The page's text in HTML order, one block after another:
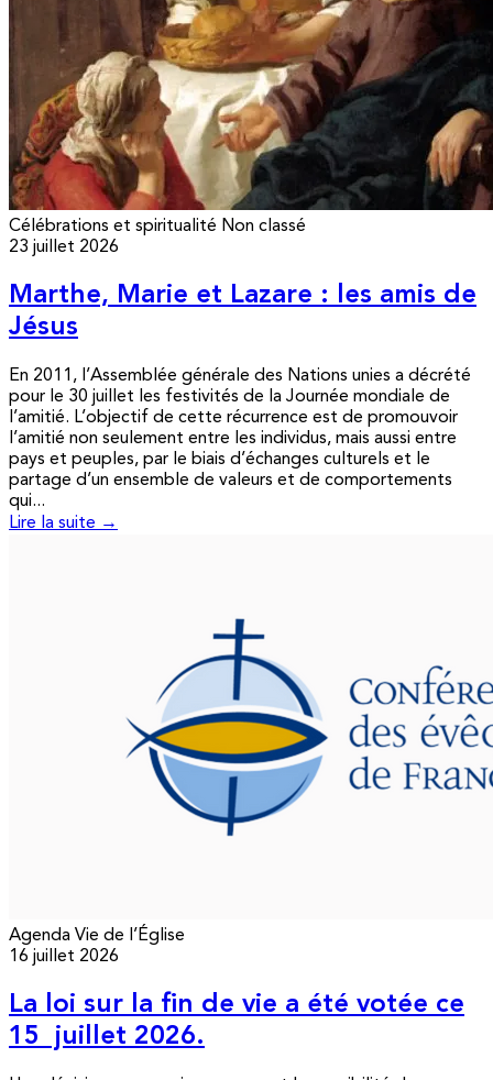
Célébrations et spiritualité Non classé
23 juillet 2026
Marthe, Marie et Lazare : les amis de
Jésus
En 2011, l’Assemblée générale des Nations unies a décrété
pour le 30 juillet les festivités de la Journée mondiale de
l’amitié. L’objectif de cette récurrence est de promouvoir
l’amitié non seulement entre les individus, mais aussi entre
pays et peuples, par le biais d’échanges culturels et le
partage d’un ensemble de valeurs et de comportements
qui...
Lire la suite →
Agenda Vie de l’Église
16 juillet 2026
La loi sur la fin de vie a été votée ce
15 juillet 2026.